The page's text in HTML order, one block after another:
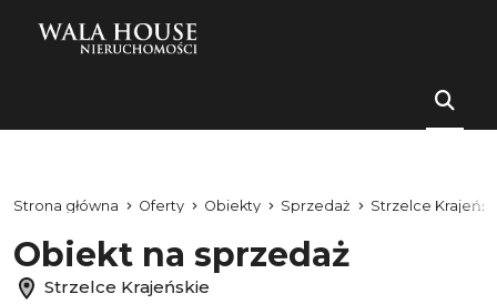
Strona główna Oferty Obiekty Sprzedaż Strzelce
Obiekt na sprzedaż
Strzelce Krajeńskie